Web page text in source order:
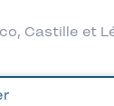
Castille et